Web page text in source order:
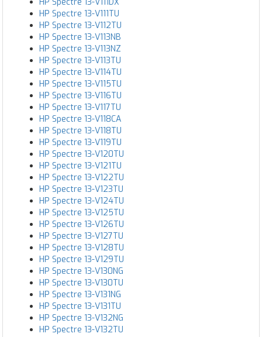
HP Spectre 13-V111TU
HP Spectre 13-V112TU
HP Spectre 13-V113NB
HP Spectre 13-V113NZ
HP Spectre 13-V113TU
HP Spectre 13-V114TU
HP Spectre 13-V115TU
HP Spectre 13-V116TU
HP Spectre 13-V117TU
HP Spectre 13-V118CA
HP Spectre 13-V118TU
HP Spectre 13-V119TU
HP Spectre 13-V120TU
HP Spectre 13-V121TU
HP Spectre 13-V122TU
HP Spectre 13-V123TU
HP Spectre 13-V124TU
HP Spectre 13-V125TU
HP Spectre 13-V126TU
HP Spectre 13-V127TU
HP Spectre 13-V128TU
HP Spectre 13-V129TU
HP Spectre 13-V130NG
HP Spectre 13-V130TU
HP Spectre 13-V131NG
HP Spectre 13-V131TU
HP Spectre 13-V132NG
HP Spectre 13-V132TU